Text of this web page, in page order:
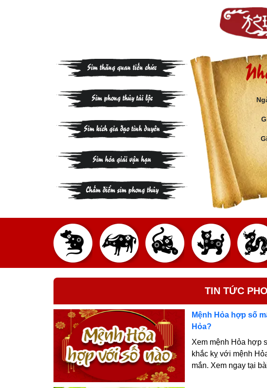
Sim thăng quan tiến chức
Sim phong thủy tài lộc
Sim kích gia đạo tình duyên
Sim hóa giải vận hạn
Chấm điểm sim phong thủy
TIN TỨC
Mệnh Hỏa hợp số
Hỏa?
Xem mệnh Hỏa hợp
khắc kỵ với mệnh
mắn. Xem ngay tại